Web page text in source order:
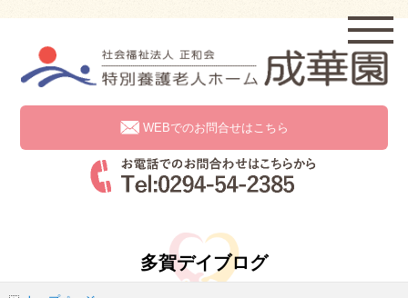
WEBでのお問合せはこちら
多賀デイブログ